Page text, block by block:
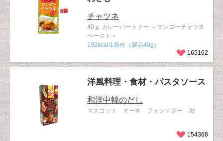
チャツネ
40ｇ カレーパートナー ＜マンゴーチャツネ
ペースト＞
102kcal/1袋分（製品40g）
165162
洋風料理・食材・パスタソース
和洋中韓のだし
マスコット オーネ フォンドボー 3p
154368